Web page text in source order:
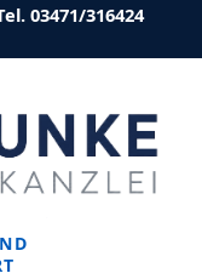
03471/316424